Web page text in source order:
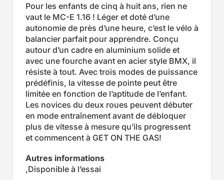
Pour les enfants de cinq à huit ans, rien ne
vaut le MC-E 1.16 ! Léger et doté d’une
autonomie de près d’une heure, c’est le vélo à
balancier parfait pour apprendre. Conçu
autour d’un cadre en aluminium solide et
avec une fourche avant en acier style BMX, il
résiste à tout. Avec trois modes de puissance
prédéfinis, la vitesse de pointe peut être
limitée en fonction de l’aptitude de l’enfant.
Les novices du deux roues peuvent débuter
en mode entraînement avant de débloquer
plus de vitesse à mesure qu’ils progressent
et commencent à GET ON THE GAS!
Autres informations
,Disponible à l’essai